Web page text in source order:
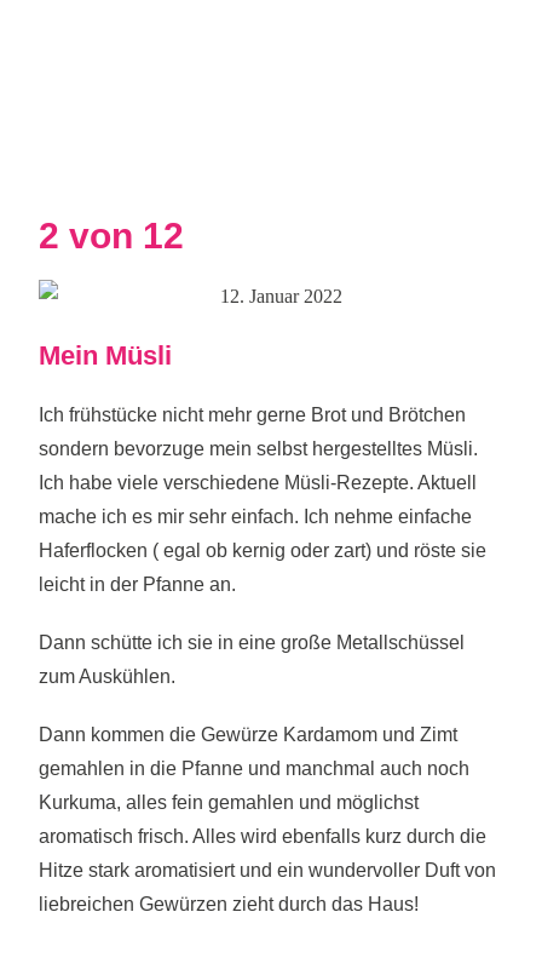
2 von 12
Mein Müsli
Ich frühstücke nicht mehr gerne Brot und Brötchen
sondern bevorzuge mein selbst hergestelltes Müsli.
Ich habe viele verschiedene Müsli-Rezepte. Aktuell
mache ich es mir sehr einfach. Ich nehme einfache
Haferflocken ( egal ob kernig oder zart) und röste sie
leicht in der Pfanne an.
Dann schütte ich sie in eine große Metallschüssel
zum Auskühlen.
Dann kommen die Gewürze Kardamom und Zimt
gemahlen in die Pfanne und manchmal auch noch
Kurkuma, alles fein gemahlen und möglichst
aromatisch frisch. Alles wird ebenfalls kurz durch die
Hitze stark aromatisiert und ein wundervoller Duft von
liebreichen Gewürzen zieht durch das Haus!